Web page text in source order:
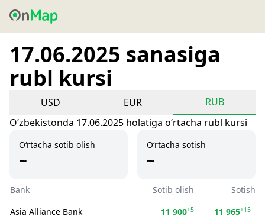
17.06.2025 sanasiga
rubl kursi
USD EUR
RUB
Oʻzbekistonda 17.06.2025 holatiga oʻrtacha rubl kursi
O‘rtacha sotib olish
~
O‘rtacha sotish
~
Bank Sotib olish
Sotish
Asia Alliance Bank
11 900+5 11 965+15